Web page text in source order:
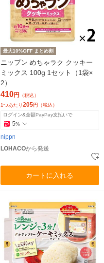
最大10%OFF まとめ割
ニップン めちゃラク クッキー
ミックス 100g 1セット（1袋×
2）
410円
（税込）
1つあたり205円 （税込）
ログイン&全額PayPay支払いで
5%
nippn
LOHACOから発送
カートに入れる